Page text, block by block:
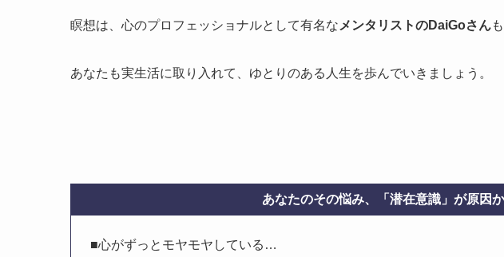
瞑想は、心のプロフェッショナルとして有名な メンタリストのDaiGoさん
あなたも実生活に取り入れて、ゆとりのある人生を歩んでいきましょう。
あなたのその悩み、「潜在意識」が原因
■心がずっとモヤモヤしている…